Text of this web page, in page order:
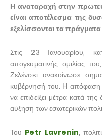
Η αναταραχή στην
είναι αποτέλεσμα της
εξελίσσονται τα πράγματα
Στις 23 Ιανουαρίου,
απογευματινής ομιλίας
Ζελένσκι ανακοίνωσε
κυβέρνησή του. Η απόφαση
να επιδείξει μέτρα κατά
αύξηση των εσωτερικών
Του Petr Lavrenin,